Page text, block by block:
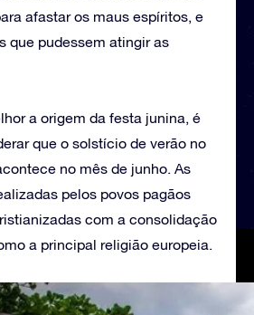
afastar os maus espíritos, e
que pudessem atingir as
a origem da festa junina, é
que o solstício de verão no
no mês de junho. As
pelos povos pagãos
com a consolidação
a principal religião europeia.